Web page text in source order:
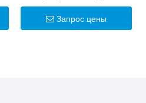
тепловой насос
Запрос цены